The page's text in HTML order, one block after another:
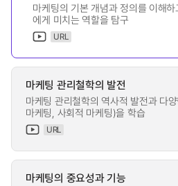
마케팅의 기본 개념과 정의를 이해
에게 미치는 역할을 탐구
URL
마케팅 관리철학의 발전
마케팅 관리철학의 역사적 발전과 다
마케팅, 사회적 마케팅)을 학습
URL
마케팅의 중요성과 기능